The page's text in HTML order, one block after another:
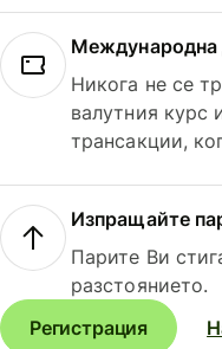
Международна
Никога не се
валутния курс
трансакции,
Изпращайте
Парите Ви
разстоянието.
Регистрация